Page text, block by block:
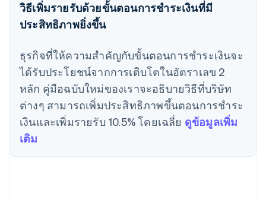
วิธีเพิ่มรายรับด้วยขั้นตอนการชําระเงินที่มี
ประสิทธิภาพยิ่งขึ้น
ธุรกิจที่ให้ความสําคัญกับขั้นตอนการชําระเงินจะ
ได้รับประโยชน์จากการเติบโตในอัตราเลข 2
หลัก คู่มือฉบับใหม่ของเราจะอธิบายวิธีที่บริษัท
ต่างๆ สามารถเพิ่มประสิทธิภาพขึ้นตอนการชําระ
เงินและเพิ่มรายรับ 10.5% โดยเฉลี่ย ดูข้อมูลเพิ่ม
เติม